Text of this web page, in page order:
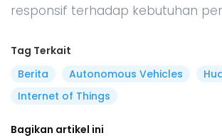
responsif terhadap kebutuhan
Tag Terkait
Berita
Autonomous Vehicles
Internet of Things
Bagikan artikel ini